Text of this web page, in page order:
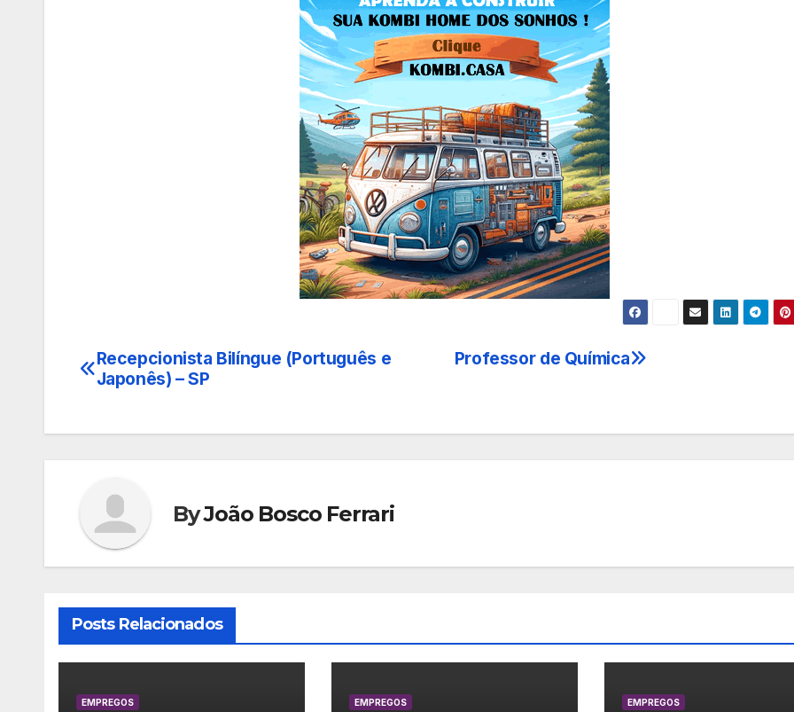
Navegação
Post
Professor de Química
Recepcionista Bilíngue (Português e
Japonês) – SP
ByJoão Bosco Ferrari
Posts Relacionados
EMPREGOS EMPREGOS EMPREGOS